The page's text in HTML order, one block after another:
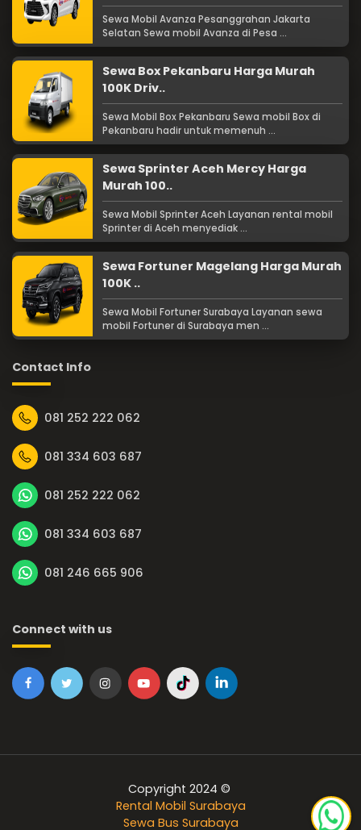
Sewa Mobil Avanza Pesanggrahan Jakarta
Selatan Sewa mobil Avanza di Pesa ...
Sewa Box Pekanbaru Harga Murah
100K Driv..
Sewa Mobil Box Pekanbaru Sewa mobil Box di
Pekanbaru hadir untuk memenuh ...
Sewa Sprinter Aceh Mercy Harga
Murah 100..
Sewa Mobil Sprinter Aceh Layanan rental mobil
Sprinter di Aceh menyediak ...
Sewa Fortuner Magelang Harga Murah
100K ..
Sewa Mobil Fortuner Surabaya Layanan sewa
mobil Fortuner di Surabaya men ...
Contact Info
081 252 222 062
081 334 603 687
081 252 222 062
081 334 603 687
081 246 665 906
Connect with us
Copyright 2024 ©
Rental Mobil Surabaya
Sewa Bus Surabaya